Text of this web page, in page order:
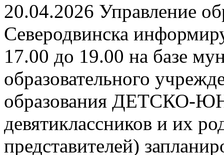
20.04.2026 Управление
Северодвинска
17.00 до 19.00 на базе
образовательного
образования
девятиклассников и их
представителей)